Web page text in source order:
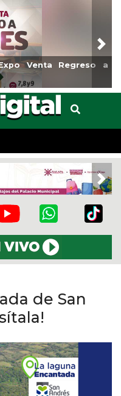
Venta Regreso a
de San